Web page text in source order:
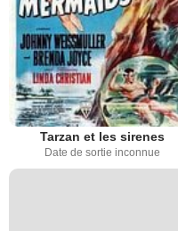
Tarzan et les sirenes
Date de sortie inconnue